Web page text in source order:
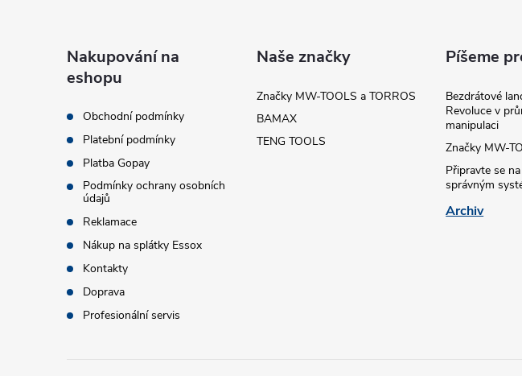
Nakupování na
eshopu
Obchodní podmínky
Platební podmínky
Platba Gopay
Podmínky ochrany osobních
údajů
Reklamace
Nákup na splátky Essox
Kontakty
Doprava
Profesionální servis
Naše značky
Značky MW-TOOLS a TORROS
BAMAX
TENG TOOLS
Píšeme
Bezdrátové
Revoluce v
manipulaci
Značky MW-
Připravte se
správným
Archiv